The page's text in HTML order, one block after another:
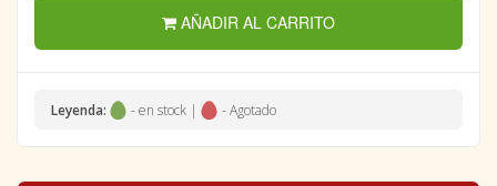
AÑADIR AL CARRITO
Leyenda: - en stock | - Agotado